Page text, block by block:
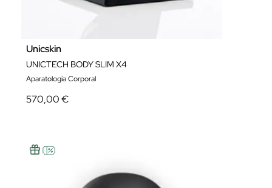
Unicskin
UNICTECH BODY SLIM X4
Aparatología Corporal
570,00 €